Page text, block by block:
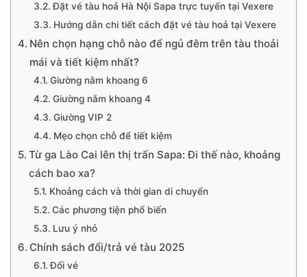
Đặt vé tàu hoả Hà Nội Sapa trực tuyến tại Vexere
Hướng dẫn chi tiết cách đặt vé tàu hoả tại Vexere
Nên chọn hạng chỗ nào để ngủ đêm trên tàu thoải
mái và tiết kiệm nhất?
Giường nằm khoang 6
Giường nằm khoang 4
Giường VIP 2
Mẹo chọn chỗ để tiết kiệm
Từ ga Lào Cai lên thị trấn Sapa: Đi thế nào, khoảng
cách bao xa?
Khoảng cách và thời gian di chuyển
Các phương tiện phổ biến
Lưu ý nhỏ
Chính sách đổi/trả vé tàu 2025
Đổi vé